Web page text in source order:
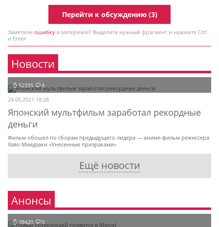
Перейти к обсуждению (3)
Заметили ошибку в материале? Выделите нужный фрагмент и нажмите Ctrl
и Enter
Новости
52335 4
24.05.2021 18:28
Японский мультфильм заработал рекордные
деньги
Фильм обошел по сборам предыдущего лидера — аниме-фильм режиссера
Хаяо Миядзаки «Унесенные призраками»
Ещё новости
Анонсы
38420 0